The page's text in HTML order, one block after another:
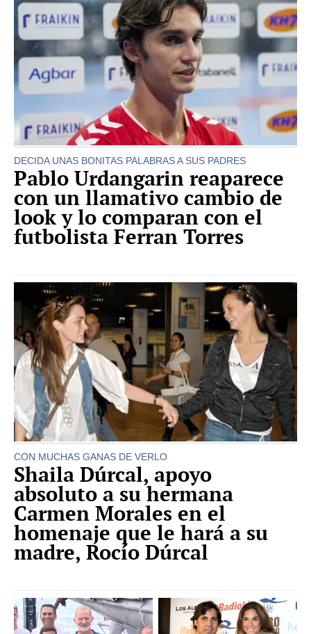
DECIDA UNAS BONITAS PALABRAS A SUS PADRES
Pablo Urdangarin reaparece
con un llamativo cambio de
look y lo comparan con el
futbolista Ferran Torres
CON MUCHAS GANAS DE VERLO
Shaila Dúrcal, apoyo
absoluto a su hermana
Carmen Morales en el
homenaje que le hará a su
madre, Rocío Dúrcal